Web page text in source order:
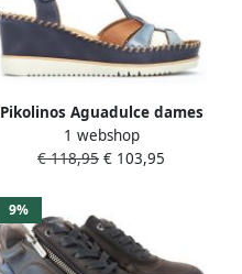
Pikolinos Aguadulce dames
sandaal Blauw
1 webshop
€ 118,95 € 103,95
9%